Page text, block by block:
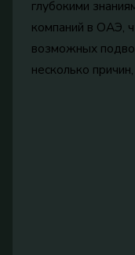
глубокими
компаний в ОАЭ,
возможных
несколько